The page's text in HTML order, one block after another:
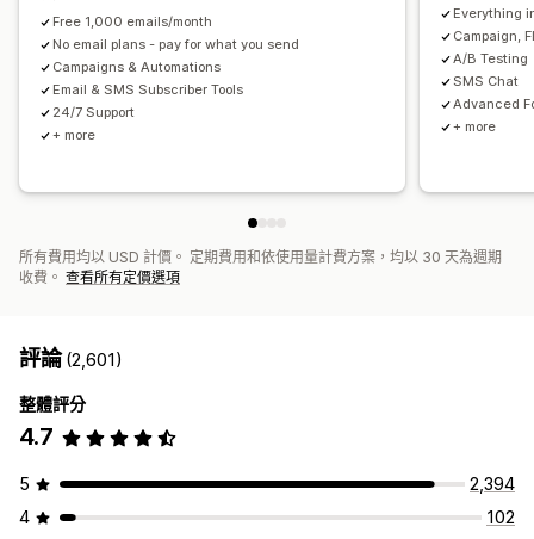
深入分析與秘訣
Free 1,000 emails/month
No email plans - pay for what you send
Campaigns & Automations
Email & SMS Subscriber Tools
24/7 Support
+ more
Everything
Campaign,
A/B Testing
SMS Chat
Advanced
+ more
所有費用均以 USD 計價。 定期費用和依使用量計費方案，均以 30 天為週期
收費。 查看所有定價選項
評論(2,601)
整體評分
4.7
5
2,394
4
102